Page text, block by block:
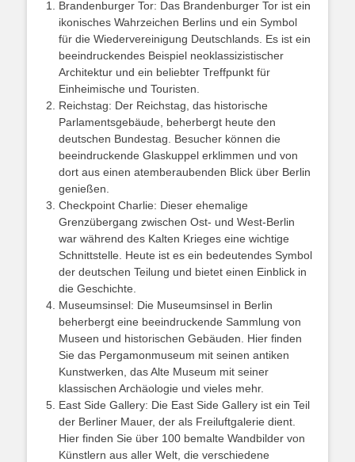
Brandenburger Tor: Das Brandenburger Tor ist ein
ikonisches Wahrzeichen Berlins und ein Symbol
für die Wiedervereinigung Deutschlands. Es ist ein
beeindruckendes Beispiel neoklassizistischer
Architektur und ein beliebter Treffpunkt für
Einheimische und Touristen.
Reichstag: Der Reichstag, das historische
Parlamentsgebäude, beherbergt heute den
deutschen Bundestag. Besucher können die
beeindruckende Glaskuppel erklimmen und von
dort aus einen atemberaubenden Blick über Berlin
genießen.
Checkpoint Charlie: Dieser ehemalige
Grenzübergang zwischen Ost- und West-Berlin
war während des Kalten Krieges eine wichtige
Schnittstelle. Heute ist es ein bedeutendes Symbol
der deutschen Teilung und bietet einen Einblick in
die Geschichte.
Museumsinsel: Die Museumsinsel in Berlin
beherbergt eine beeindruckende Sammlung von
Museen und historischen Gebäuden. Hier finden
Sie das Pergamonmuseum mit seinen antiken
Kunstwerken, das Alte Museum mit seiner
klassischen Archäologie und vieles mehr.
East Side Gallery: Die East Side Gallery ist ein Teil
der Berliner Mauer, der als Freiluftgalerie dient.
Hier finden Sie über 100 bemalte Wandbilder von
Künstlern aus aller Welt, die verschiedene